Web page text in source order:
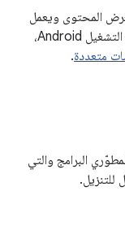
المحتوى ويعمل
بشكل صحيح على جميع الأجهزة التي تعمل بنظام التشغيل Android،
متعددة.
البرامج والتي